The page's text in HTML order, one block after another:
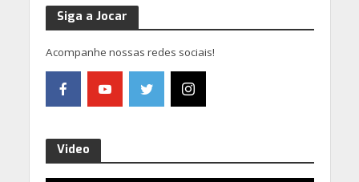
Siga a Jocar
Acompanhe nossas redes sociais!
Video